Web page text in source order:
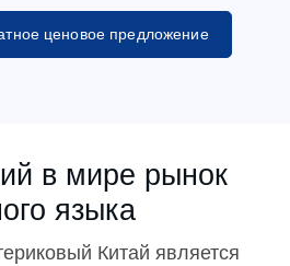
ценовое предложение
в мире рынок
языка
Китай является